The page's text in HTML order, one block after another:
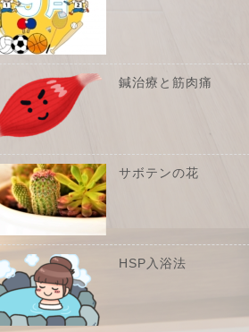
鍼治療と筋肉痛
サボテンの花
HSP入浴法